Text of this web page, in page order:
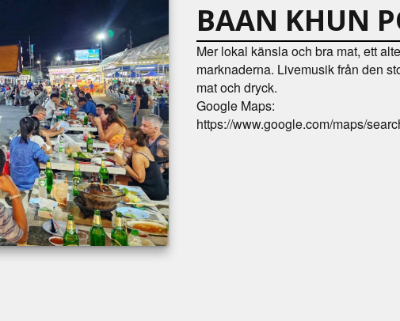
BAAN KHUN
Mer lokal känsla och bra mat, ett
marknaderna. Livemusik från den
mat och dryck.
Google Maps:
https://www.google.com/maps/